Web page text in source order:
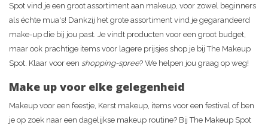
Spot vind je een groot assortiment aan makeup, voor zowel beginners
als échte mua's! Dankzij het grote assortiment vind je gegarandeerd
make-up die bij jou past. Je vindt producten voor een groot budget,
maar ook prachtige items voor lagere prijsjes shop je bij The Makeup
Spot. Klaar voor een shopping-spree? We helpen jou graag op weg!
Make up voor elke gelegenheid
Makeup voor een feestje, Kerst makeup, items voor een festival of ben
je op zoek naar een dagelijkse makeup routine? Bij The Makeup Spot